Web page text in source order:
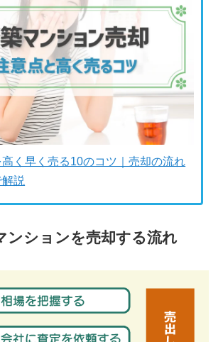
く早く売る10のコツ｜売却の流れ
説
ンションを売却する流れ